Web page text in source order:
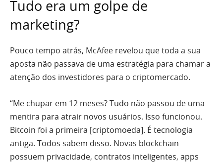
Tudo era um golpe de
marketing?
Pouco tempo atrás, McAfee revelou que toda a sua
aposta não passava de uma estratégia para chamar a
atenção dos investidores para o criptomercado.
“Me chupar em 12 meses? Tudo não passou de uma
mentira para atrair novos usuários. Isso funcionou.
Bitcoin foi a primeira [criptomoeda]. É tecnologia
antiga. Todos sabem disso. Novas blockchain
possuem privacidade, contratos inteligentes, apps